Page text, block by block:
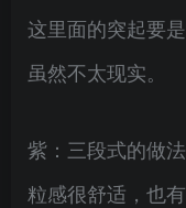
这里面的突起要
虽然不太现实。
紫：三段式的做
粒感很舒适，也